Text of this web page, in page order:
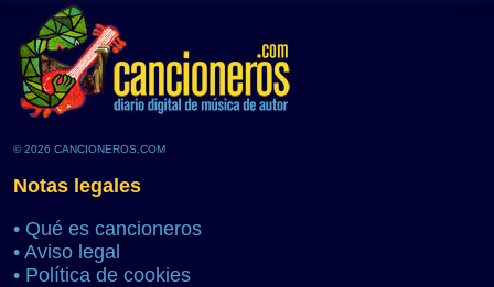
© 2026 CANCIONEROS.COM
Notas legales
• Qué es cancioneros
• Aviso legal
• Política de cookies